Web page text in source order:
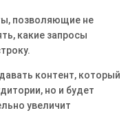
позволяющие не
какие запросы
контент, который
но и будет
увеличит